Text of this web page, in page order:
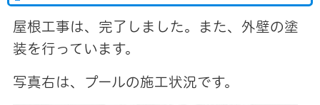
屋根工事は、完了しました。また、外壁の塗
装を行っています。
写真右は、プールの施工状況です。